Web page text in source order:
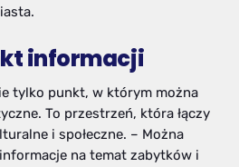
informacji
tylko punkt, w którym można
To przestrzeń, która łączy
i społeczne. – Można
na temat zabytków i